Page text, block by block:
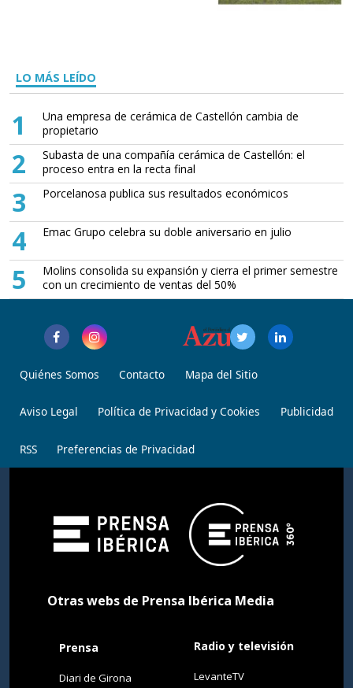
LO MÁS LEÍDO
1
Una empresa de cerámica de Castellón cambia de
propietario
2
Subasta de una compañía cerámica de Castellón: el
proceso entra en la recta final
3 Porcelanosa publica sus resultados económicos
4 Emac Grupo celebra su doble aniversario en julio
5
Molins consolida su expansión y cierra el primer semestre
con un crecimiento de ventas del 50%
Quiénes Somos Contacto Mapa del Sitio
Aviso Legal Política de Privacidad y Cookies Publicidad
RSS Preferencias de Privacidad
Otras webs de Prensa Ibérica Media
Prensa
Diari de Girona
Radio y televisión
LevanteTV